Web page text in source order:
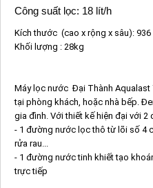
Công suất lọc: 18 lít/h
Kích thước (cao x rộng x sâu): 936
Khối lượng : 28kg
Máy lọc nước Đại Thành
tại phòng khách, hoặc nhà bếp.
gia đình. Với thiết kế hiện đại với 2
- 1 đường nước lọc thô từ lõi số 4
rửa rau...
- 1 đường nước tinh khiết tạo
trực tiếp